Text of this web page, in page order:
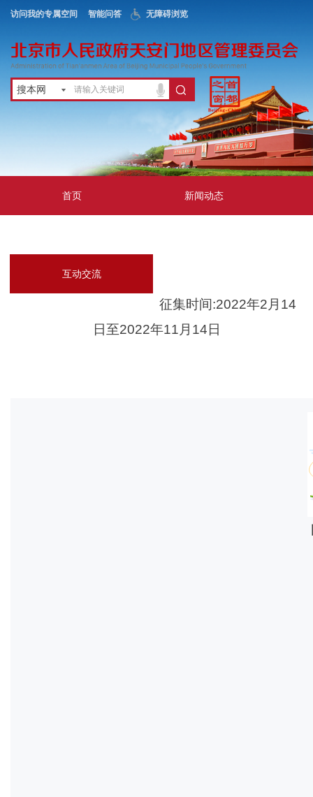
访问我的专属空间 智能问答 无障碍浏览
搜本网
首页 新闻动态
互动交流
征集时间:2022年2月14
日至2022年11月14日